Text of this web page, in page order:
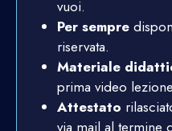
vuoi.
Per sempre
riservata.
Materiale
prima video
Attestato
via mail al termine